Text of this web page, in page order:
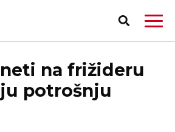
na frižideru
potrošnju